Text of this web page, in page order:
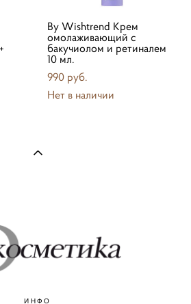
By Wishtrend Крем
омолаживающий с
бакучиолом и ретиналем
10 мл.
990 pуб.
Нет в наличии
ИНФО